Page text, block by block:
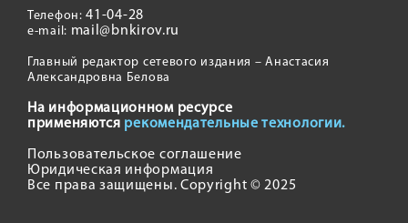
Телефон:41-04-28
e-mail: mail@bnkirov.ru
Главный редактор сетевого издания – Анастасия
Александровна Белова
На информационном ресурсе
применяются рекомендательные технологии.
Пользовательское соглашение
Юридическая информация
Все права защищены. Copyright © 2025